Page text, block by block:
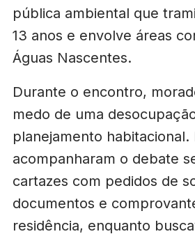
pública ambiental que
13 anos e envolve áreas
Águas Nascentes.
Durante o encontro,
medo de uma
planejamento habitacional.
acompanharam o debate
cartazes com pedidos de
documentos e
residência, enquanto